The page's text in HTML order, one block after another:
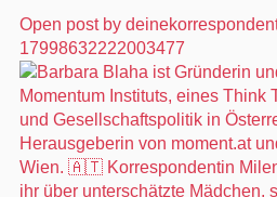
Open post by
17998632222003477